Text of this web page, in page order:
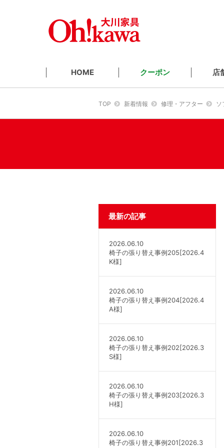
HOME クーポン 店
TOP 新着情報 修理・アフター ソ
最新の記事
2026.06.10
椅子の張り替え事例205[2026.4
K様]
2026.06.10
椅子の張り替え事例204[2026.4
A様]
2026.06.10
椅子の張り替え事例202[2026.3
S様]
2026.06.10
椅子の張り替え事例203[2026.3
H様]
2026.06.10
椅子の張り替え事例201[2026.3